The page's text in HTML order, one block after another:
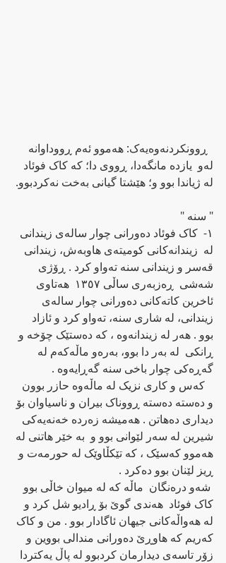
  ڕوونکردنه‌وه‌یه‌ک: هه‌موو ئه‌م ڕووداوانە
له‌و  یازده‌ مانگه‌دا، ڕووی دا؛ که‌ کاک فوئاد
له‌ ژیاندا بوو و؛ هێشتا گیانی به‌خت نه‌کردبوو.
" سنه‌ "
١-  کاک فوئاد ده‌ورانی چوار ساله‌ی زیندانی
له‌  زیندانه‌کانی کومیته‌ی هاوبه‌ش، زیندانی
قه‌سر و زیندانی سنه‌ ته‌واو کرد . ڕۆژی
شه‌شی  ڕه‌زبه‌ری ساڵی ١٣٥٧  هه‌تاوی
ئاخرین کاته‌کانی ده‌ورانی چوار ساله‌ی
زیندانی، له‌ شاری سنه‌، ته‌واو کرد و ئازاد
بوو . هه‌ر له‌ زیندانه‌وه‌ ، که‌ ده‌ستێک چۆخه‌ و
گه‌ڕه‌کی چوار باخی سنه‌ گه‌ڕایه‌وه‌ .
   که‌س و کاری نزیک له‌ ماڵه‌وه‌ حازر بوون
و ده‌سته‌ ده‌سته‌ ڕووناک بیران و ناسیاوان بۆ
دیداری ده‌هاتن . هه‌میشه‌ زه‌رده‌ خه‌نه‌یه‌کی
هه‌موو که‌سێک ، که‌ تێکڵاوێک له‌ حورمه‌ت و
ڕیز لێنان بوو ده‌کرد .
شه‌و دره‌نگان  ماڵه‌ که‌ له‌ میوان خاڵی بوو
کاک فوئاد  هه‌ندی گوێ بۆ ڕادیو شل کرد و
له‌ هه‌واڵه‌کانی جیهان ئاگادار بوو . من و کاک
که‌ریم که‌ هاوڕێ ده‌ورانی مندالی بووین و
زۆر تاسه‌ی دیدارمان کردبوو له‌ پاڵ یه‌کتردا